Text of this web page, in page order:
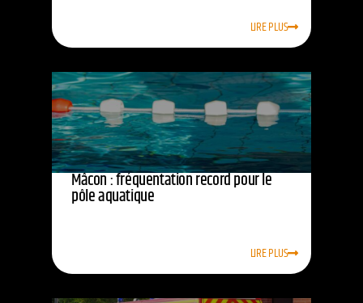
LIRE PLUS
Mâcon : fréquentation record pour le
pôle aquatique
LIRE PLUS